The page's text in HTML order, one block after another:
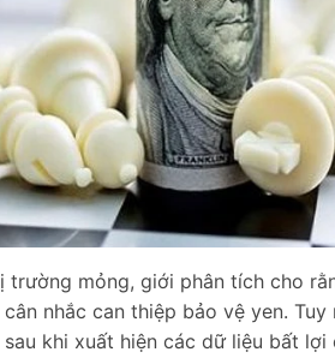
trường mỏng, giới phân tích cho
nhắc can thiệp bảo vệ yen.
khi xuất hiện các dữ liệu bất